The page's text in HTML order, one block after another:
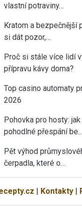
vlastní potraviny…
Kratom a bezpečnější
si dát pozor,…
Proč si stále více lidí
přípravu kávy doma?
Top casino automaty
2026
Pohovka pro hosty:
pohodlné přespání be…
Pět výhod
čerpadla, které o…
| Kontakty|